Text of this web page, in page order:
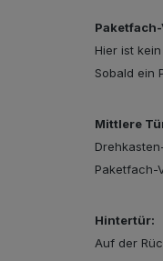
HPL-
Hier ist
Sobald ein
Mittlere
Paketfach-
Hintertür:
Auf der